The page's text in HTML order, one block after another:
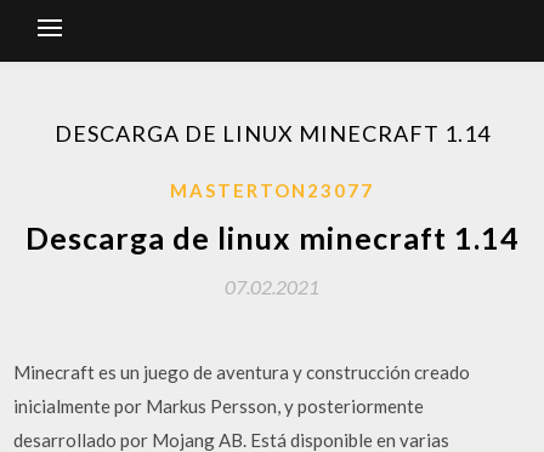
DESCARGA DE LINUX MINECRAFT 1.14
MASTERTON23077
Descarga de linux minecraft 1.14
07.02.2021
Minecraft es un juego de aventura y construcción creado
inicialmente por Markus Persson, y posteriormente
desarrollado por Mojang AB. Está disponible en varias